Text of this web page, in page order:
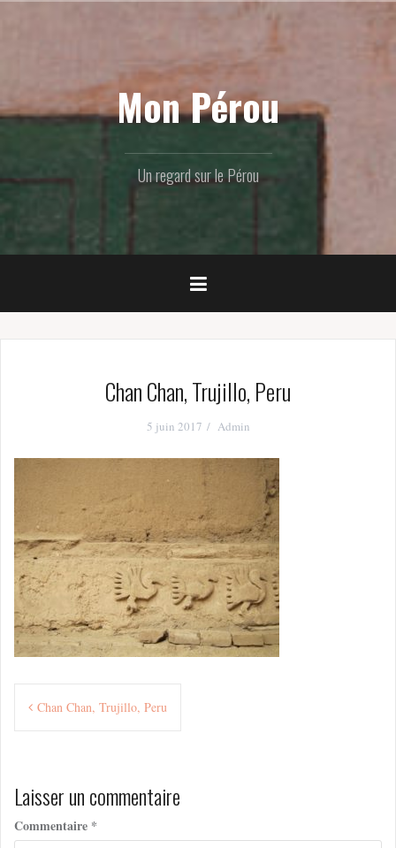
Mon Pérou
Un regard sur le Pérou
Chan Chan, Trujillo, Peru
5 juin 2017 Admin
Navigation
Chan Chan, Trujillo, Peru
Laisser un commentaire
Commentaire *